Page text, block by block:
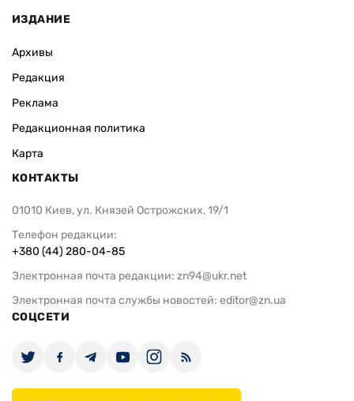
ИЗДАНИЕ
Архивы
Редакция
Реклама
Редакционная политика
Карта
КОНТАКТЫ
01010 Киев, ул. Князей Острожских, 19/1
Телефон редакции:
+380 (44) 280-04-85
Электронная почта редакции: zn94@ukr.net
Электронная почта службы новостей: editor@zn.ua
СОЦСЕТИ